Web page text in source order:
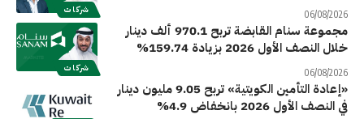
شركات 06/08/2026
شركات
مجموعة سنام القابضة تربح 970.1 ألف دينار
خلال النصف الأول 2026 بزيادة 159.74%
06/08/2026
«إعادة التأمين الكويتية» تربح 9.05 مليون دينار
في النصف الأول 2026 بانخفاض 4.9%